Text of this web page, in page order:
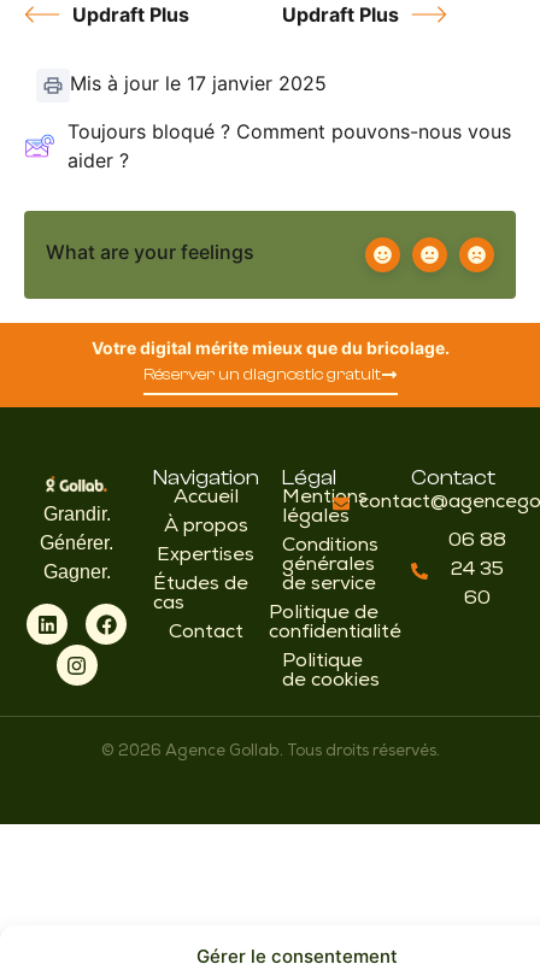
Gérer le consentement
Updraft Plus Updraft Plus
Mis à jour le 17 janvier 2025
Toujours bloqué ? Comment pouvons-nous vous
aider ?
What are your feelings
Votre digital mérite mieux que du bricolage.
Réserver un diagnostic gratuit
Grandir.
Générer.
Gagner.
Navigation
Accueil
À propos
Expertises
Études de
cas
Contact
Légal
Mentions
légales
Conditions
générales
de service
Politique de
confidentialité
Politique
de cookies
Contact
06 88
24 35
60
© 2026 Agence Gollab. Tous droits réservés.